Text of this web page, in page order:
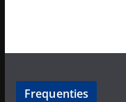
Frequenties